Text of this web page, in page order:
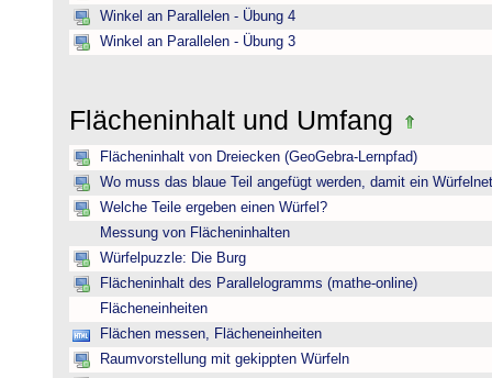
Winkel an Parallelen - Übung 4
Winkel an Parallelen - Übung 3
Flächeninhalt und Umfang
Flächeninhalt von Dreiecken (GeoGebra-Lernpfad)
Wo muss das blaue Teil angefügt werden, damit ein
Welche Teile ergeben einen Würfel?
Messung von Flächeninhalten
Würfelpuzzle: Die Burg
Flächeninhalt des Parallelogramms (mathe-online)
Flächeneinheiten
Flächen messen, Flächeneinheiten
Raumvorstellung mit gekippten Würfeln